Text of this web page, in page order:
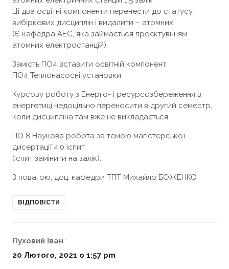
Ці два освітні компоненти перенести до статусу
вибіркових дисциплін і видалити – атомних
(Є кафедра АЕС, яка займається проєктувнням
атомних електростанцій).
Замість ПО4 вставити освітній компонент:
ПО4 Теплонасосні установки
Курсову роботу з Енерго- і ресурсозбереження в
енергетиці недоцільно переносити в другий семестр,
коли дисципліна там вже не викладається.
ПО 8 Наукова робота за темою магістерської
дисертації 4,0 іспит
(Іспит замінити на залік).
З повагою, доц. кафедри ТПТ Михайло БОЖЕНКО
ВІДПОВІСТИ
Пуховий Іван :
20 Лютого, 2021 о 1:57 pm